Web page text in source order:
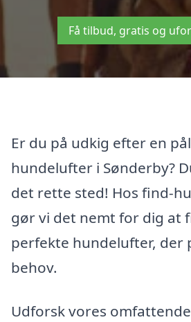
Få tilbud, gratis og
Er du på udkig efter en
hundelufter i Sønderby?
det rette sted! Hos find-
gør vi det nemt for dig at
perfekte hundelufter, der
behov.
Udforsk vores